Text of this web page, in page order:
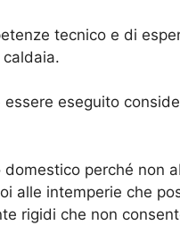
tecnico e di
eseguito
perché non
alle intemperie che
rigidi che non